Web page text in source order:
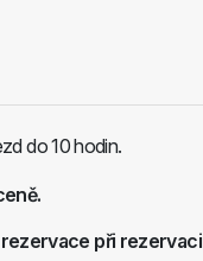
do 10 hodin.
při rezervaci